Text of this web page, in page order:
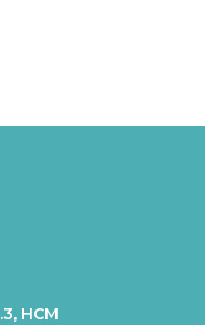
của tình yêu, sự
thân yêu.
HCM